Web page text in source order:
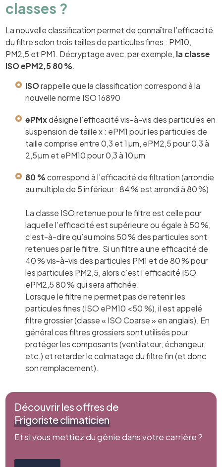
classes ?
La nouvelle classification permet de connaître l’efficacité
du filtre selon trois tailles de particules fines : PM10,
PM2,5 et PM1. Décryptage avec, par exemple, la classe
ISO ePM2,5 80 %.
ISOrappelle que la classification correspond à la
nouvelle norme ISO 16890
ePMxdésigne l’efficacité vis-à-vis des particules en
suspension de taille x : ePM1 pour les particules de
taille comprise entre 0,3 et 1 µm, ePM2,5 pour 0,3 à
2,5 µm et ePM10 pour 0,3 à 10 µm
80 %correspond à l’efficacité de filtration (arrondie
au multiple de 5 inférieur : 84 % est arrondi à 80 %)
La classe ISO retenue pour le filtre est celle pour
laquelle l’efficacité est supérieure ou égale à 50 %,
c’est-à-dire qu’au moins 50 % des particules sont
retenues par le filtre. Si un filtre a une efficacité de
40 % vis-à-vis des particules PM1 et de 80 % pour
les particules PM2,5, alors c’est l’efficacité ISO
ePM2,5 80 % qui sera affichée.
Lorsque le filtre ne permet pas de retenir les
particules fines (ISO ePM10 <50 %), il est appelé
filtre grossier (classe « ISO Coarse » en anglais). En
général ces filtres grossiers sont utilisés pour
protéger les composants (ventilateur, échangeur,
etc.) et retarder le colmatage du filtre fin (et donc
son remplacement).
Découvrir les offres de
Frigoriste climaticien
Et si vous mettiez du génie dans votre carrière ?